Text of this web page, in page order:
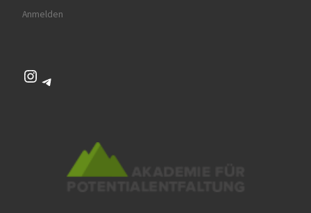
Anmelden
Instagram
Telegram